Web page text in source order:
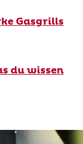
Gasgrills
du wissen